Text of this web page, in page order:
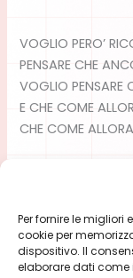
Per fornire le migliori
cookie per
dispositivo. Il
elaborare dati come
VOGLIO PERO’
PENSARE CHE
VOGLIO PENSARE
E CHE COME
CHE COME
Articolo